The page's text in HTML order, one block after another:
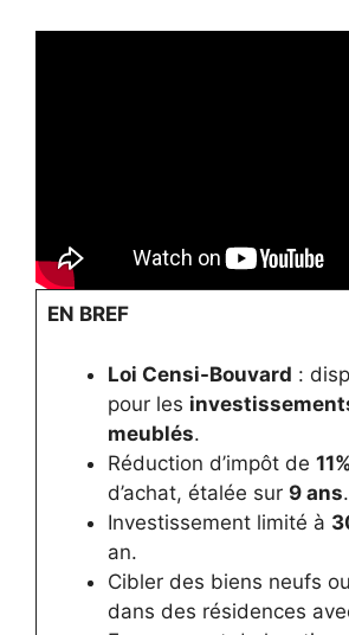
EN BREF
Loi Censi-Bouvard :
pour les
meublés.
Réduction d’impôt de
d’achat, étalée sur 9 ans.
Investissement limité à
an.
Cibler des biens neufs
dans des résidences